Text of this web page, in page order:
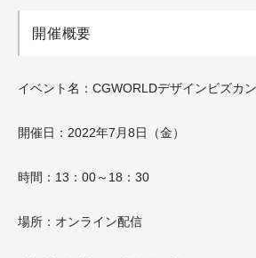
開催概要
イベント名：CGWORLDデザインビズカ
開催日：2022年7月8日（金）
時間： 13：00～18：30
場所：オンライン配信